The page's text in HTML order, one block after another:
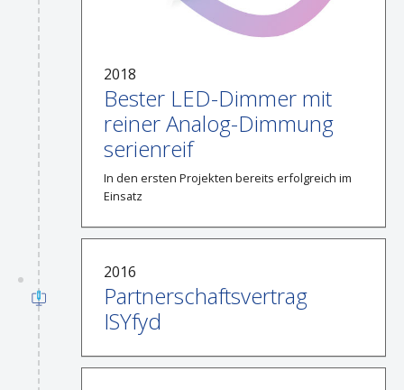
2018
Bester LED-Dimmer mit
reiner Analog-Dimmung
serienreif
In den ersten Projekten bereits erfolgreich im
Einsatz
2016
Partnerschaftsvertrag
ISYfyd